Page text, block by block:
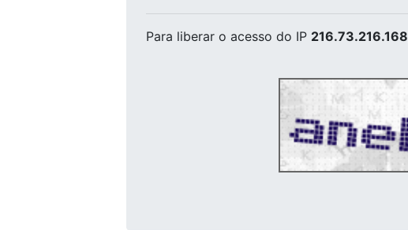
Para liberar o acesso do IP 216.73.216.168